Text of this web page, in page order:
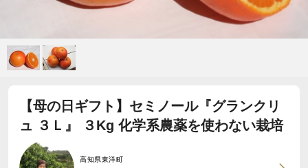
【母の日ギフト】セミノール『グランクリ
ュ ３Ｌ』 ３Kg 化学系農薬を使わない栽培
高知県東洋町